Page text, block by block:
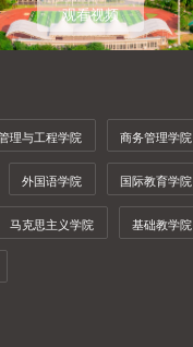
AI算法工程师！
观看视频
理与工程学院 商务管理学院
外国语学院 国际教育学院
马克思主义学院 基础教学院